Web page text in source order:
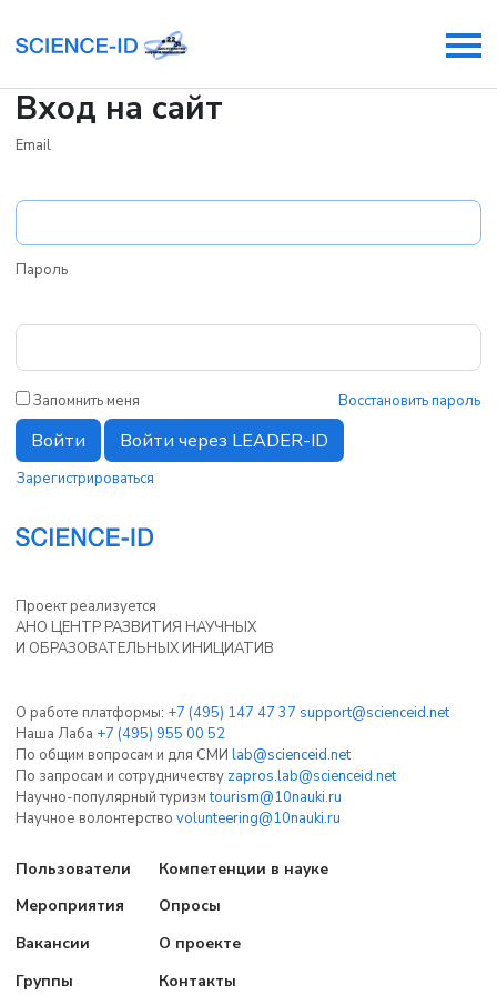
Вход на сайт
Email
Пароль
Запомнить меня Восстановить пароль
Войти Войти через LEADER-ID
Зарегистрироваться
Проект реализуется
АНО ЦЕНТР РАЗВИТИЯ НАУЧНЫХ
И ОБРАЗОВАТЕЛЬНЫХ ИНИЦИАТИВ
Пользователи
Мероприятия
Вакансии
Группы
Компетенции в науке
Опросы
О проекте
Контакты
О работе платформы: +7 (495) 147 47 37 support@scienceid.net
Наша Лаба +7 (495) 955 00 52
По общим вопросам и для СМИ lab@scienceid.net
По запросам и сотрудничеству zapros.lab@scienceid.net
Научно-популярный туризм tourism@10nauki.ru
Научное волонтерство volunteering@10nauki.ru